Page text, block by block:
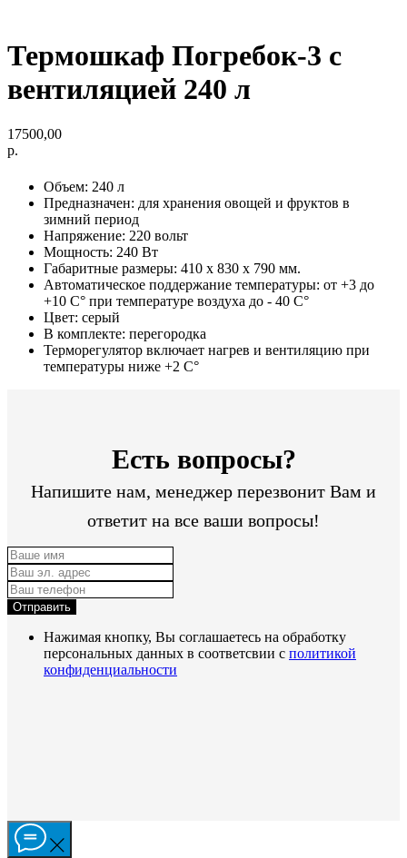
Термошкаф Погребок-3 с
вентиляцией 240 л
17500,00
р.
Объем: 240 л
Предназначен: для хранения овощей и фруктов в
зимний период
Напряжение: 220 вольт
Мощность: 240 Вт
Габаритные размеры: 410 х 830 х 790 мм.
Автоматическое поддержание температуры: от +3 до
+10 С° при температуре воздуха до - 40 С°
Цвет: серый
В комплекте: перегородка
Терморегулятор включает нагрев и вентиляцию при
температуры ниже +2 С°
Есть вопросы?
Напишите нам, менеджер перезвонит Вам и
ответит на все ваши вопросы!
Отправить
Нажимая кнопку, Вы соглашаетесь на обработку
персональных данных в соответсвии с политикой
конфиденциальности